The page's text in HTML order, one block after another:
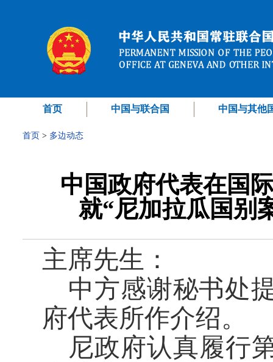
首页 中国与联合国 中国与其他
首页 > 多边动态
中国政府代表在国
就“尼加拉瓜国别
主席先生：
中方感谢秘书处
府代表所作介绍。
尼政府认真履行